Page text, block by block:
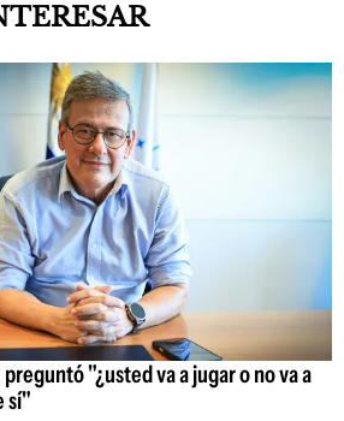
"¿usted va a jugar o no va a
sí"